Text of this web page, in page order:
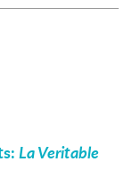
La Veritable